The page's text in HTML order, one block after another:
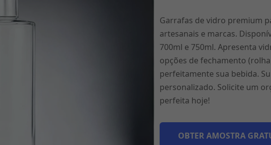
Garrafas de vidro premium
artesanais e marcas.
700ml e 750ml. Apresenta
opções de fechamento
perfeitamente sua bebida.
personalizado. Solicite um
perfeita hoje!
OBTER AMOSTRA